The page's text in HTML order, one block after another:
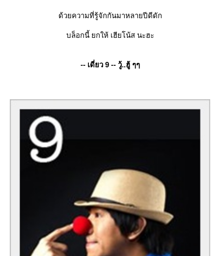
ด้วยความที่รู้จักกันมาหลายปีดีดัก
บล็อกนี้ ยกให้ เฮียโน้ส นะฮะ
-- เดี่ยว 9 -- วู้..ฮู้ ๆๆ